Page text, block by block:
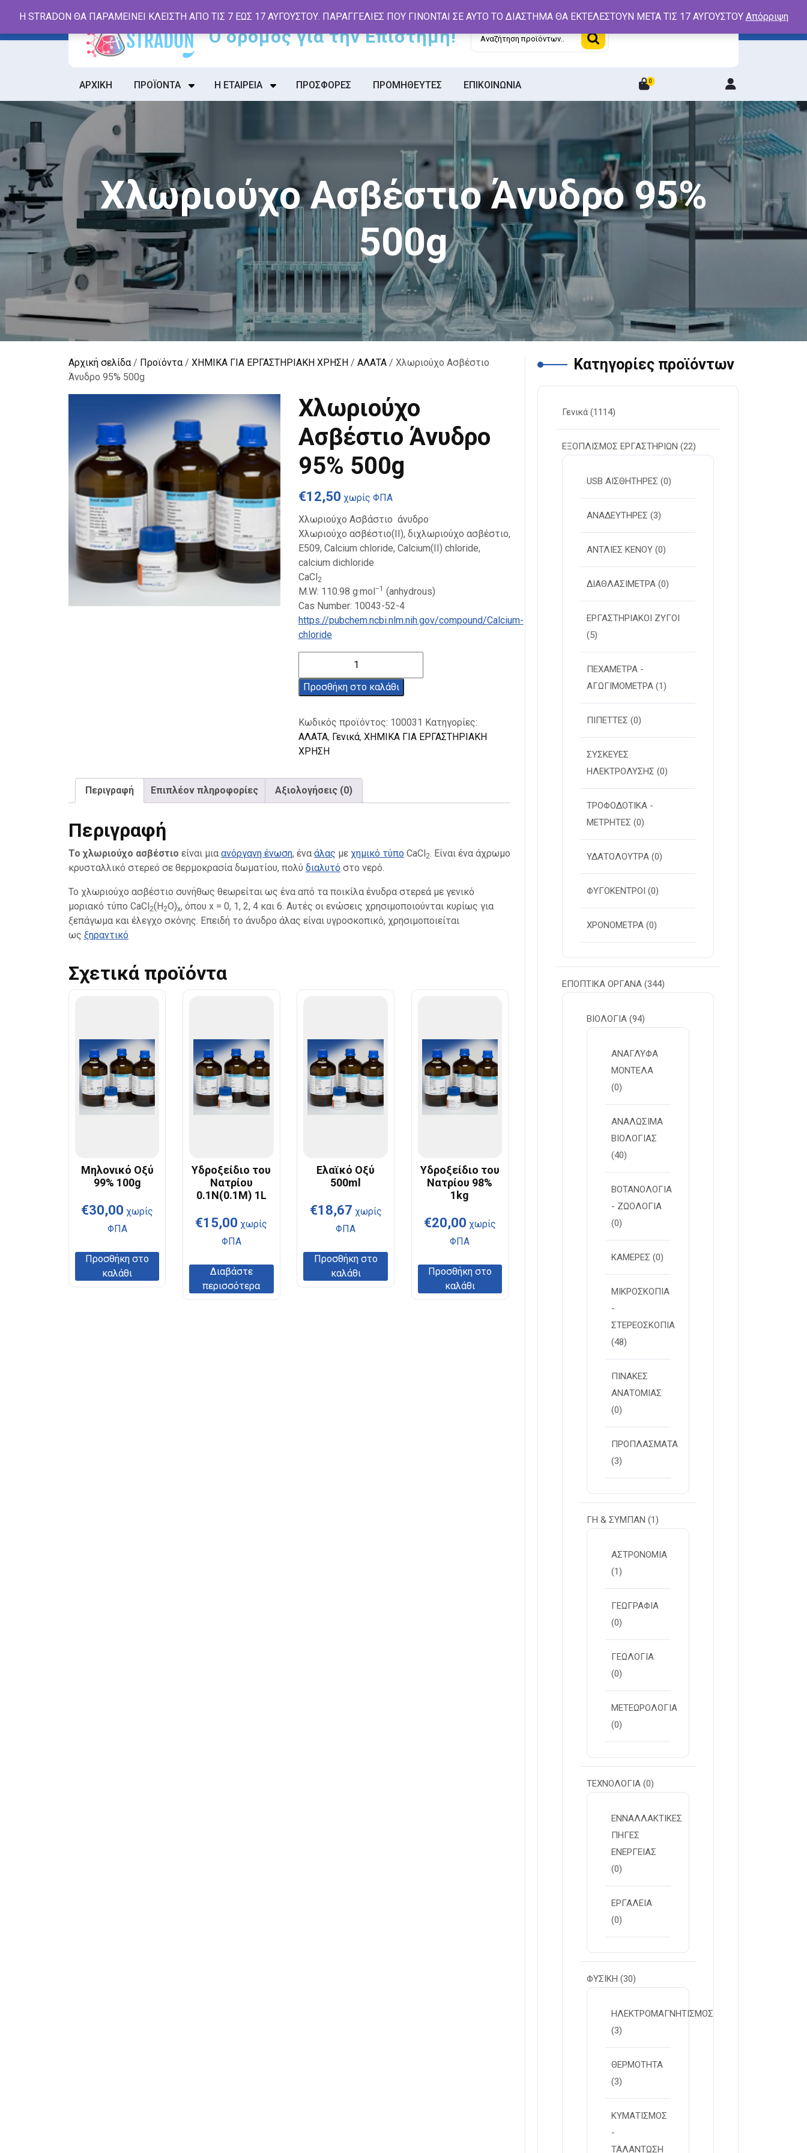
content
Αναζήτηση
ΑΡΧΙΚΗ ΠΡΟΪΟΝΤΑ Η ΕΤΑΙΡΕΙΑ ΠΡΟΣΦΟΡΕΣ ΠΡΟΜΗΘΕΥΤΕΣ ΕΠΙΚΟΙΝΩΝΙΑ 0
/
Register
Χλωριούχο Ασβέστιο Άνυδρο 95%
500g
Αρχική σελίδα/ Προϊόντα/ ΧΗΜΙΚΑ ΓΙΑ ΕΡΓΑΣΤΗΡΙΑΚΗ ΧΡΗΣΗ / ΑΛΑΤΑ / Χλωριούχο Ασβέστιο
Άνυδρο 95% 500g
Χλωριούχο
Ασβέστιο Άνυδρο
95% 500g
€12,50 χωρίς ΦΠΑ
Χλωριούχο Ασβάστιο άνυδρο
Χλωριούχο ασβέστιο(ΙΙ), διχλωριούχο ασβέστιο,
E509, Calcium chloride, Calcium(II) chloride,
calcium dichloride
CaCl2
M.W: 110.98 g·mol−1 (anhydrous)
Cas Number: 10043-52-4
https://pubchem.ncbi.nlm.nih.gov/compound/Calcium-
chloride
Άνυδρο
500g
ποσότητα
Προσθήκη στο καλάθι
Κωδικός προϊόντος: 100031 Κατηγορίες:
ΑΛΑΤΑ, Γενικά, ΧΗΜΙΚΑ ΓΙΑ ΕΡΓΑΣΤΗΡΙΑΚΗ
ΧΡΗΣΗ
Περιγραφή Επιπλέον πληροφορίες Αξιολογήσεις (0)
Περιγραφή
Το χλωριούχο ασβέστιο είναι μια ανόργανη ένωση, ένα άλας με χημικό τύπο CaCl2. Είναι ένα άχρωμο
κρυσταλλικό στερεό σε θερμοκρασία δωματίου, πολύ διαλυτό στο νερό.
Το χλωριούχο ασβέστιο συνήθως θεωρείται ως ένα από τα ποικίλα ένυδρα στερεά με γενικό
μοριακό τύπο CaCl2(H2O)x, όπου x = 0, 1, 2, 4 και 6. Αυτές οι ενώσεις χρησιμοποιούνται κυρίως για
ξεπάγωμα και έλεγχο σκόνης. Επειδή το άνυδρο άλας είναι υγροσκοπικό, χρησιμοποιείται
ως ξηραντικό
Σχετικά προϊόντα
Μηλονικό Οξύ
99% 100g
€30,00 χωρίς
ΦΠΑ
Προσθήκη στο
καλάθι
Υδροξείδιο του
Νατρίου
0.1N(0.1M) 1L
€15,00 χωρίς
ΦΠΑ
Διαβάστε
περισσότερα
Ελαϊκό Οξύ
500ml
€18,67 χωρίς
ΦΠΑ
Προσθήκη στο
καλάθι
Υδροξείδιο του
Νατρίου 98%
1kg
€20,00 χωρίς
ΦΠΑ
Προσθήκη στο
καλάθι
Κατηγορίες προϊόντων
Γενικά (1114)
ΕΞΟΠΛΙΣΜΟΣ ΕΡΓΑΣΤΗΡΙΩΝ (22)
USB ΑΙΣΘΗΤΗΡΕΣ (0)
ΑΝΑΔΕΥΤΗΡΕΣ (3)
ΑΝΤΛΙΕΣ ΚΕΝΟΥ (0)
ΔΙΑΘΛΑΣΙΜΕΤΡΑ (0)
ΕΡΓΑΣΤΗΡΙΑΚΟΙ ΖΥΓΟΙ
(5)
ΠΕΧΑΜΕΤΡΑ -
ΑΓΩΓΙΜΟΜΕΤΡΑ (1)
ΠΙΠΕΤΤΕΣ (0)
ΣΥΣΚΕΥΕΣ
ΗΛΕΚΤΡΟΛΥΣΗΣ (0)
ΤΡΟΦΟΔΟΤΙΚΑ -
ΜΕΤΡΗΤΕΣ (0)
ΥΔΑΤΟΛΟΥΤΡΑ (0)
ΦΥΓΟΚΕΝΤΡΟΙ (0)
ΧΡΟΝΟΜΕΤΡΑ (0)
ΕΠΟΠΤΙΚΑ ΟΡΓΑΝΑ (344)
ΒΙΟΛΟΓΙΑ (94)
ΑΝΑΓΛΥΦΑ
ΜΟΝΤΕΛΑ
(0)
ΑΝΑΛΩΣΙΜΑ
ΒΙΟΛΟΓΙΑΣ
(40)
ΒΟΤΑΝΟΛΟΓΙΑ
- ΖΩΟΛΟΓΙΑ
(0)
ΚΑΜΕΡΕΣ (0)
ΜΙΚΡΟΣΚΟΠΙΑ
-
ΣΤΕΡΕOΣΚΟΠΙΑ
(48)
ΠΙΝΑΚΕΣ
ΑΝΑΤΟΜΙΑΣ
(0)
ΠΡΟΠΛΑΣΜΑΤΑ
(3)
ΓΗ & ΣΥΜΠΑΝ (1)
ΑΣΤΡΟΝΟΜΙΑ
(1)
ΓΕΩΓΡΑΦΙΑ
(0)
ΓΕΩΛΟΓΙΑ
(0)
ΜΕΤΕΩΡΟΛΟΓΙΑ
(0)
ΤΕΧΝΟΛΟΓΙΑ (0)
ΕΝΝΑΛΛΑΚΤΙΚΕΣ
ΠΗΓΕΣ
ΕΝΕΡΓΕΙΑΣ
(0)
ΕΡΓΑΛΕΙΑ
(0)
ΦΥΣΙΚΗ (30)
ΗΛΕΚΤΡΟΜΑΓΝΗΤΙΣΜΟΣ
(3)
ΘΕΡΜΟΤΗΤΑ
(3)
ΚΥΜΑΤΙΣΜΟΣ
-
ΤΑΛΑΝΤΩΣΗ
Η STRADON ΘΑ ΠΑΡΑΜΕΙΝΕΙ ΚΛΕΙΣΤΗ ΑΠΟ ΤΙΣ 7 ΕΩΣ 17 ΑΥΓΟΥΣΤΟΥ. ΠΑΡΑΓΓΕΛΙΕΣ ΠΟΥ ΓΙΝΟΝΤΑΙ ΣΕ ΑΥΤΟ ΤΟ ΔΙΑΣΤΗΜΑ ΘΑ ΕΚΤΕΛΕΣΤΟΥΝ ΜΕΤΑ ΤΙΣ 17 ΑΥΓΟΥΣΤΟΥ Απόρριψη